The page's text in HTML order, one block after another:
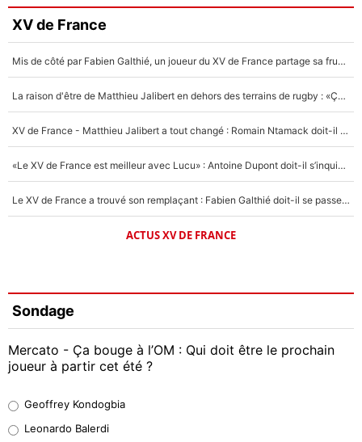
XV de France
Mis de côté par Fabien Galthié, un joueur du XV de France partage sa frustration : «ils ne me l’ont pas dit tout de suite»
La raison d'être de Matthieu Jalibert en dehors des terrains de rugby : «Ça m'atteint autant que si tu touches à un membre de ma famille»
XV de France - Matthieu Jalibert a tout changé : Romain Ntamack doit-il s’inquiéter pour sa place à un an de la Coupe du monde ?
«Le XV de France est meilleur avec Lucu» : Antoine Dupont doit-il s’inquiéter pour sa place ?
Le XV de France a trouvé son remplaçant : Fabien Galthié doit-il se passer d'Antoine Dupont ?
ACTUS XV DE FRANCE
Sondage
Mercato - Ça bouge à l’OM : Qui doit être le prochain
joueur à partir cet été ?
38%
Geoffrey Kondogbia
Leonardo Balerdi